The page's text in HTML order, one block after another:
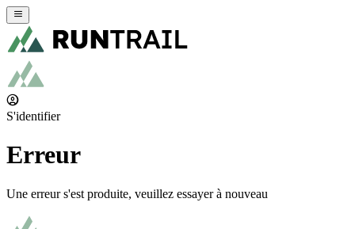
S'identifier
Erreur
Une erreur s'est produite, veuillez essayer à nouveau